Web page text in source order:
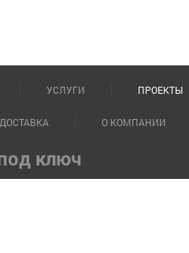
УСЛУГИ ПРОЕКТЫ
О КОМПАНИИ
ключ